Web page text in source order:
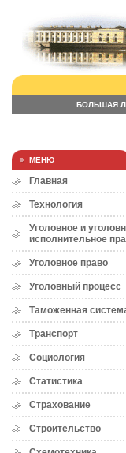
БОЛЬШАЯ
МЕНЮ
Главная
Технология
Уголовное и
исполнительное
Уголовное право
Уголовный процесс
Таможенная
Транспорт
Социология
Статистика
Страхование
Строительство